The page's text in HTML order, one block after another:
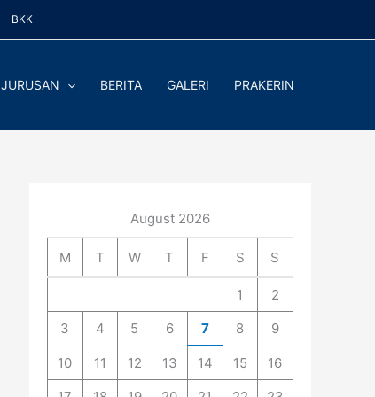
BKK
JURUSAN BERITA GALERI PRAKERIN
August 2026
M T W T F S S
1
2
3
4 5 6 7 8 9
10 11 12 13 14 15
16